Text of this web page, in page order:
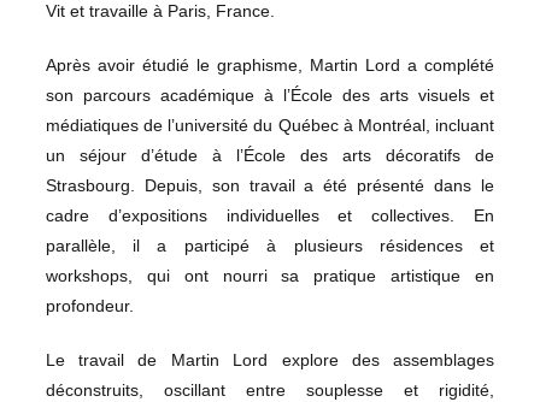
Vit et travaille à Paris, France.
Après avoir étudié le graphisme, Martin Lord a complété
son parcours académique à l’École des arts visuels et
médiatiques de l’université du Québec à Montréal, incluant
un séjour d’étude à l’École des arts décoratifs de
Strasbourg. Depuis, son travail a été présenté dans le
cadre d’expositions individuelles et collectives. En
parallèle, il a participé à plusieurs résidences et
workshops, qui ont nourri sa pratique artistique en
profondeur.
Le travail de Martin Lord explore des assemblages
déconstruits, oscillant entre souplesse et rigidité,